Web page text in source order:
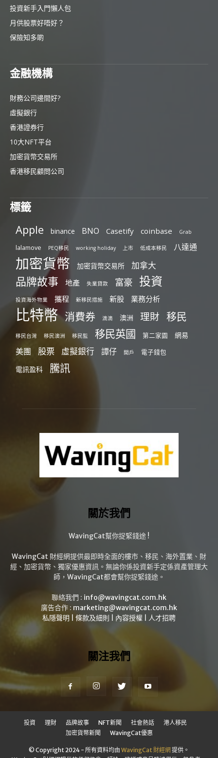
投資新手入門懶人包
月供股票好唔好？
保險知多啲
金融機構
財務公司邊間好?
虛擬銀行
香港證券行
10大NFT平台
加密貨幣交易所
香港移民顧問公司
標籤
Apple binance BNO Casetify coinbase Grab
lalamove PEQ移民 working holiday 上市 低成本移民 八達通
加密貨幣 加密貨幣交易所 加拿大
品牌故事 地產 失業貸款 富豪 投資
投資海外物業 攜程 新移民措施 新股 業務分析
比特幣 消費券 滴滴 澳洲 理財 移民
移民台灣 移民澳洲 移民監 移民英國 第二家園 網易
美團 股票 虛擬銀行 譚仔 開戶 電子錢包
電訊盈科 騰訊
關於我們
WavingCat幫你捉緊錢途 !
WavingCat 財經網提供最即時全面的樓市、移民、海外置業、財
經、加密貨幣、獨家優惠資訊。無論你係投資新手定係資產管理大
師，WavingCat都會幫你捉緊錢途。
聯絡我們 : info@wavingcat.com.hk
廣告合作 : marketing@wavingcat.com.hk
私隱聲明
條款及細則 內容授權 人才招聘
關注我們
投資 理財 品牌故事 NFT新聞 社會熱話
港人移民
加密貨幣新聞
WavingCat優惠
© Copyright 2024 - 所有資料均由 WavingCat 財經網提供。